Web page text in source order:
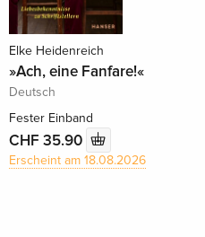
Elke Heidenreich
»Ach, eine Fanfare!«
Deutsch
Fester Einband
CHF 35.90
Erscheint am 18.08.2026